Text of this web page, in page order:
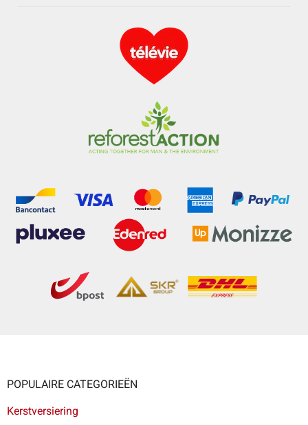
POPULAIRE CATEGORIEËN
Kerstversiering